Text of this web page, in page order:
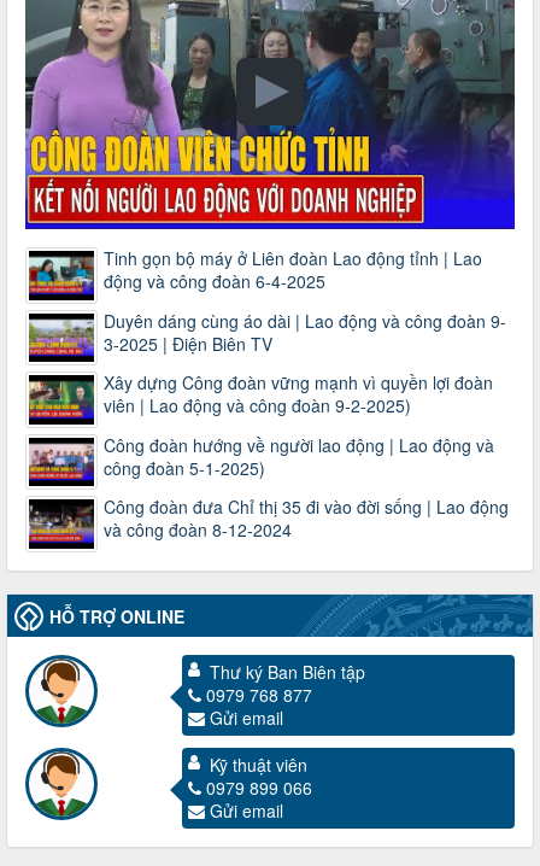
Tinh gọn bộ máy ở Liên đoàn Lao động tỉnh | Lao
động và công đoàn 6-4-2025
Duyên dáng cùng áo dài | Lao động và công đoàn 9-
3-2025 | Điện Biên TV
Xây dựng Công đoàn vững mạnh vì quyền lợi đoàn
viên | Lao động và công đoàn 9-2-2025)
Công đoàn hướng về người lao động | Lao động và
công đoàn 5-1-2025)
Công đoàn đưa Chỉ thị 35 đi vào đời sống | Lao động
và công đoàn 8-12-2024
HỖ TRỢ ONLINE
Thư ký Ban Biên tập
0979 768 877
Gửi email
Kỹ thuật viên
0979 899 066
Gửi email
3716/TLD-TC
Công văn hướng dẫn công tác quả lý tài chính, tài sản công
đoàn khi đơn vị sát nhập, chấm dứt hoạt động
Thời gian đăng: 13/04/2025
lượt xem: 2003 | lượt tải:719